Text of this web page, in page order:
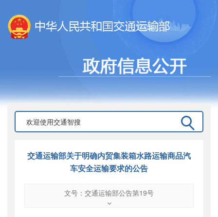
交通运输部关于明确内贸集装箱水路运输商品汽
车安全运输要求的公告
文号：交通运输部公告第19号
交通运输部公告第19号